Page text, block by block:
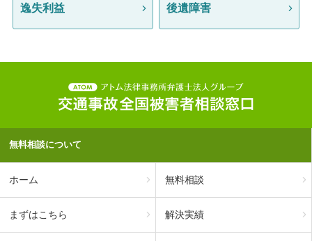
逸失利益 後遺障害
無料相談について
ホーム 無料相談
まずはこちら 解決実績